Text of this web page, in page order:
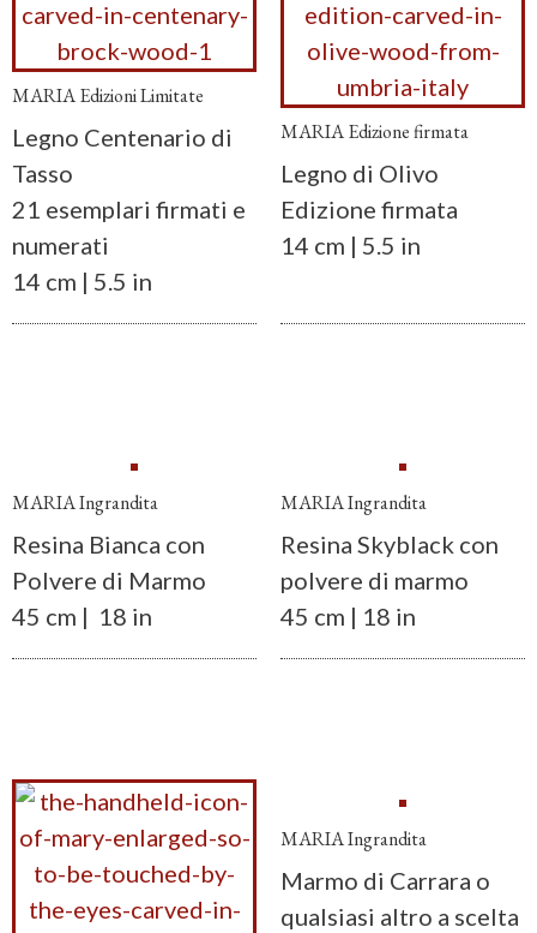
MARIA Edizioni Limitate
Legno Centenario di
Tasso
21 esemplari firmati e
numerati
14 cm | 5.5 in
MARIA Edizione firmata
Legno di Olivo
Edizione firmata
14 cm | 5.5 in
MARIA Ingrandita
Resina Bianca con
Polvere di Marmo
45 cm | 18 in
MARIA Ingrandita
Resina Skyblack con
polvere di marmo
45 cm | 18 in
MARIA Ingrandita
Marmo di Carrara o
qualsiasi altro a scelta